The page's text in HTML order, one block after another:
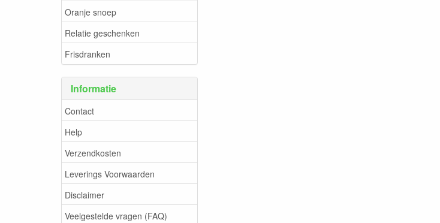
Oranje snoep
Relatie geschenken
Frisdranken
Informatie
Contact
Help
Verzendkosten
Leverings Voorwaarden
Disclaimer
Veelgestelde vragen (FAQ)